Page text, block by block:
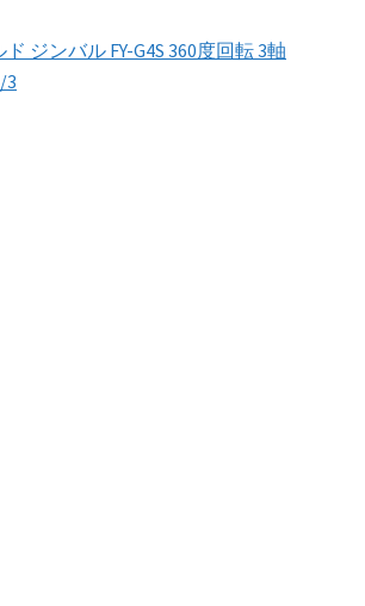
ジンバル FY-G4S 360度回転 3軸
3